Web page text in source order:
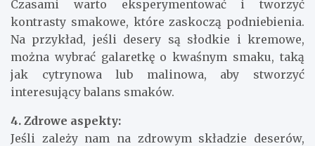
Czasami warto eksperymentować i tworzyć
kontrasty smakowe, które zaskoczą podniebienia.
Na przykład, jeśli desery są słodkie i kremowe,
można wybrać galaretkę o kwaśnym smaku, taką
jak cytrynowa lub malinowa, aby stworzyć
interesujący balans smaków.
4. Zdrowe aspekty:
Jeśli zależy nam na zdrowym składzie deserów,